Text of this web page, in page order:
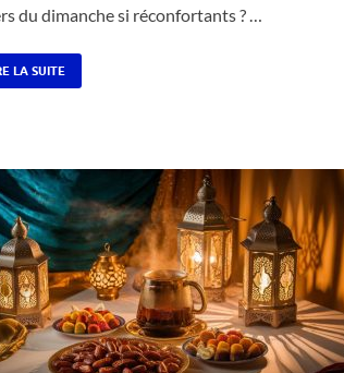
du dimanche si réconfortants ? …
LA SUITE